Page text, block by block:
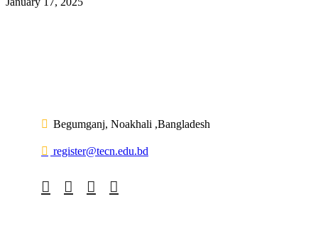
Begumganj, Noakhali ,Bangladesh
register@tecn.edu.bd